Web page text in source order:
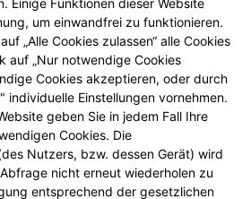
ich der ePA („Opt-
zu
genutzt?
nutzen, ohne meine
Einige Funktionen dieser Website
um einwandfrei zu funktionieren.
„Alle Cookies zulassen“ alle Cookies
auf „Nur notwendige Cookies
Cookies akzeptieren, oder durch
individuelle Einstellungen vornehmen.
geben Sie in jedem Fall Ihre
Cookies. Die
Nutzers, bzw. dessen Gerät) wird
nicht erneut wiederholen zu
entsprechend der gesetzlichen